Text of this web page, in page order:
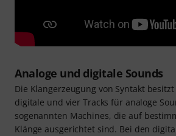
Analoge und digitale Sounds
Die Klangerzeugung von Syntakt
digitale und vier Tracks für analoge
sogenannten Machines, die auf
Klänge ausgerichtet sind. Bei den